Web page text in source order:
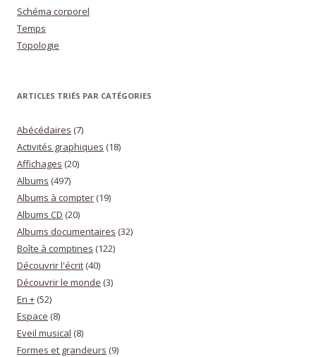
Schéma corporel
Temps
Topologie
ARTICLES TRIÉS PAR CATÉGORIES
Abécédaires (7)
Activités graphiques (18)
Affichages (20)
Albums (497)
Albums à compter (19)
Albums CD (20)
Albums documentaires (32)
Boîte à comptines (122)
Découvrir l'écrit (40)
Découvrir le monde (3)
En + (52)
Espace (8)
Eveil musical (8)
Formes et grandeurs (9)